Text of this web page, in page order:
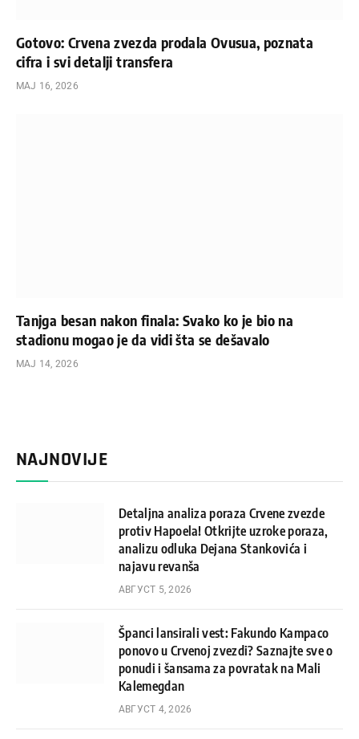
Gotovo: Crvena zvezda prodala Ovusua, poznata
cifra i svi detalji transfera
МАЈ 16, 2026
Tanjga besan nakon finala: Svako ko je bio na
stadionu mogao je da vidi šta se dešavalo
МАЈ 14, 2026
NAJNOVIJE
Detaljna analiza poraza Crvene zvezde
protiv Hapoela! Otkrijte uzroke poraza,
analizu odluka Dejana Stankovića i
najavu revanša
АВГУСТ 5, 2026
Španci lansirali vest: Fakundo Kampaco
ponovo u Crvenoj zvezdi? Saznajte sve o
ponudi i šansama za povratak na Mali
Kalemegdan
АВГУСТ 4, 2026